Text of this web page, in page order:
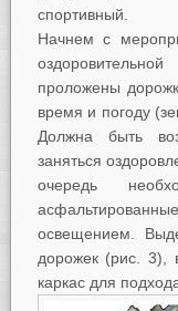
спортивный.
Начнем с
проложены
время и погоду
Должна быть
заняться
очередь
освещением.
дорожек (рис. 3),
каркас для